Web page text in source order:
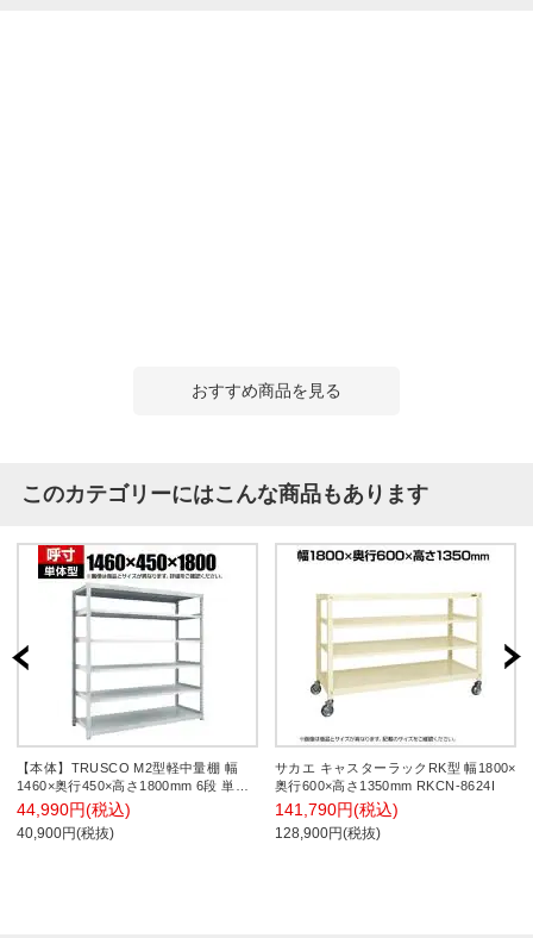
おすすめ商品を見る
このカテゴリーにはこんな商品もあります
【本体】TRUSCO M2型軽中量棚 幅
1460×奥行450×高さ1800mm 6段 単体
ネオグレー 780-1271
44,990円(税込)
40,900円(税抜)
サカエ キャスターラックRK型 幅1800×
奥行600×高さ1350mm RKCN-8624I
141,790円(税込)
128,900円(税抜)